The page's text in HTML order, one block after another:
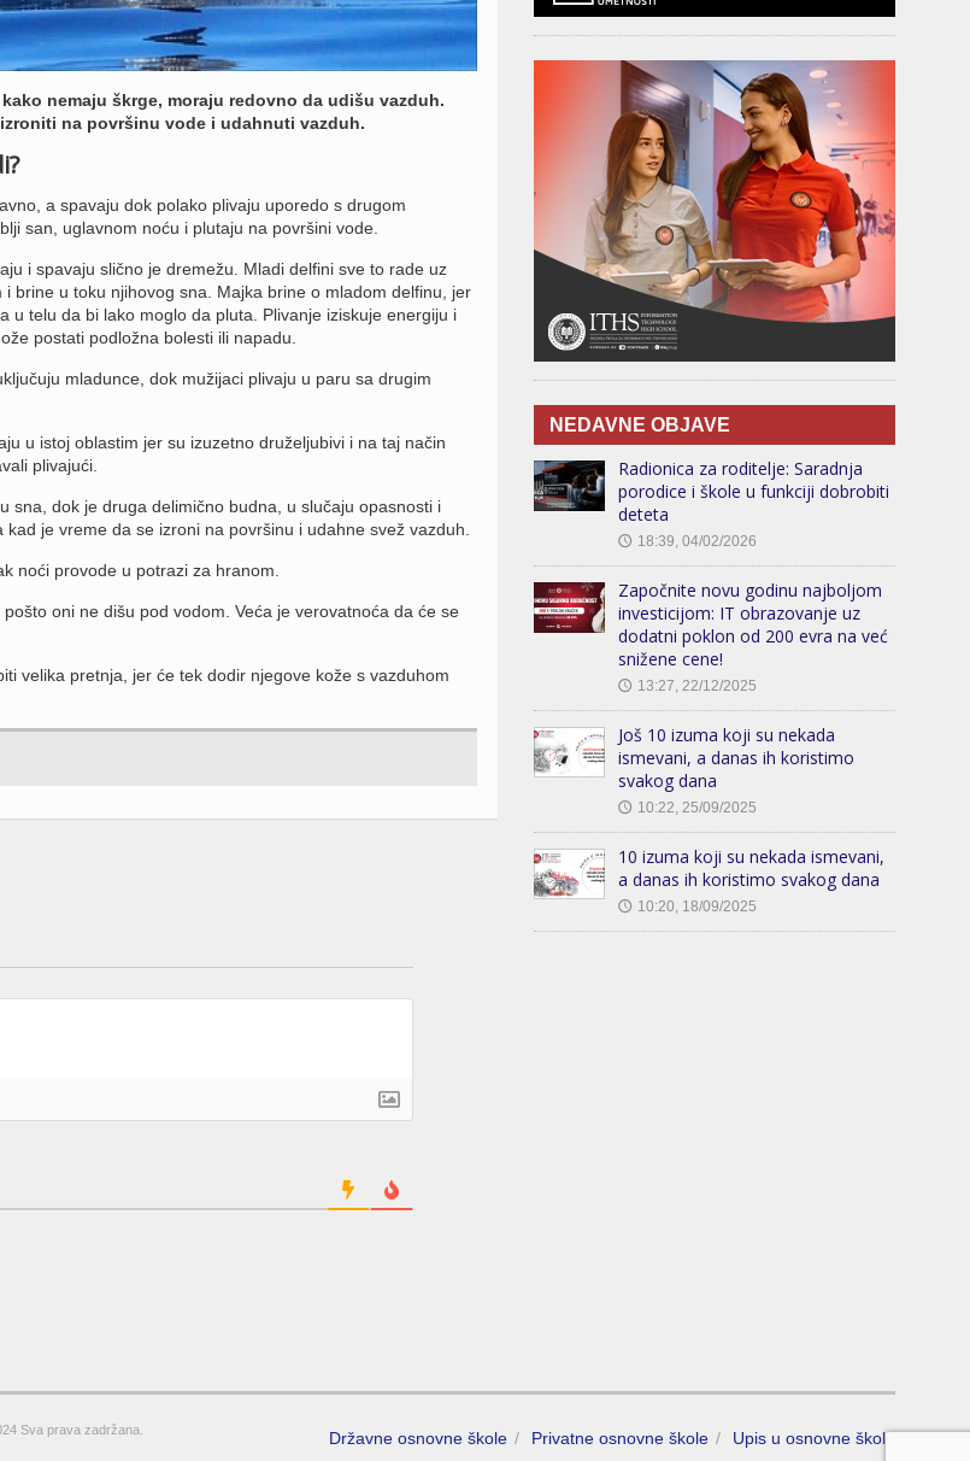
nemaju škrge, moraju redovno da udišu vazduh.
na površinu vode i udahnuti vazduh.
a spavaju dok polako plivaju uporedo s drugom
san, uglavnom noću i plutaju na površini vode.
i spavaju slično je dremežu. Mladi delfini sve to rade uz
brine u toku njihovog sna. Majka brine o mladom delfinu, jer
u telu da bi lako moglo da pluta. Plivanje iziskuje energiju i
postati podložna bolesti ili napadu.
mladunce, dok mužijaci plivaju u paru sa drugim
u istoj oblastim jer su izuzetno druželjubivi i na taj način
plivajući.
sna, dok je druga delimično budna, u slučaju opasnosti i
je vreme da se izroni na površinu i udahne svež vazduh.
noći provode u potrazi za hranom.
oni ne dišu pod vodom. Veća je verovatnoća da će se
velika pretnja, jer će tek dodir njegove kože s vazduhom
NEDAVNE OBJAVE
Radionica za roditelje: Saradnja
porodice i škole u funkciji dobrobiti
deteta
🕔 18:39, 04/02/2026
Započnite novu godinu najboljom
investicijom: IT obrazovanje uz
dodatni poklon od 200 evra na već
snižene cene!
🕔 13:27, 22/12/2025
Još 10 izuma koji su nekada
ismevani, a danas ih koristimo
svakog dana
🕔 10:22, 25/09/2025
10 izuma koji su nekada ismevani,
a danas ih koristimo svakog dana
🕔 10:20, 18/09/2025
Državne osnovne škole Privatne osnovne škole Upis u osnovne škole
Sva prava zadržana.